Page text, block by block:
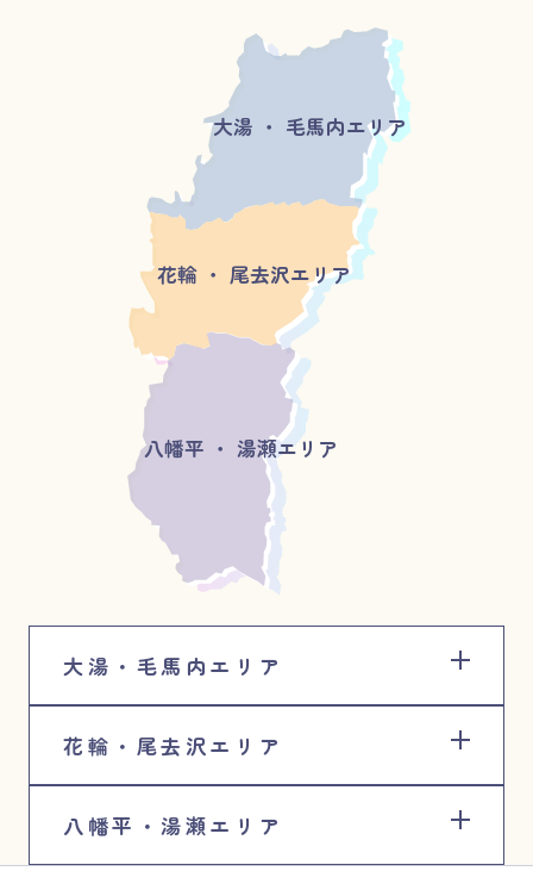
大湯 ・ 毛馬内エリア
花輪 ・ 尾去沢エリア
八幡平 ・ 湯瀬エリア
大湯・毛馬内エリア
花輪・尾去沢エリア
八幡平・湯瀬エリア